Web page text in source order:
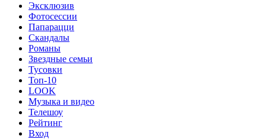
Эксклюзив
Фотосессии
Папарацци
Скандалы
Романы
Звездные семьи
Тусовки
Топ-10
LOOK
Музыка и видео
Телешоу
Рейтинг
Вход